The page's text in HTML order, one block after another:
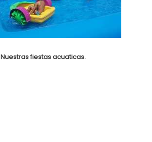
Nuestras fiestas acuaticas.